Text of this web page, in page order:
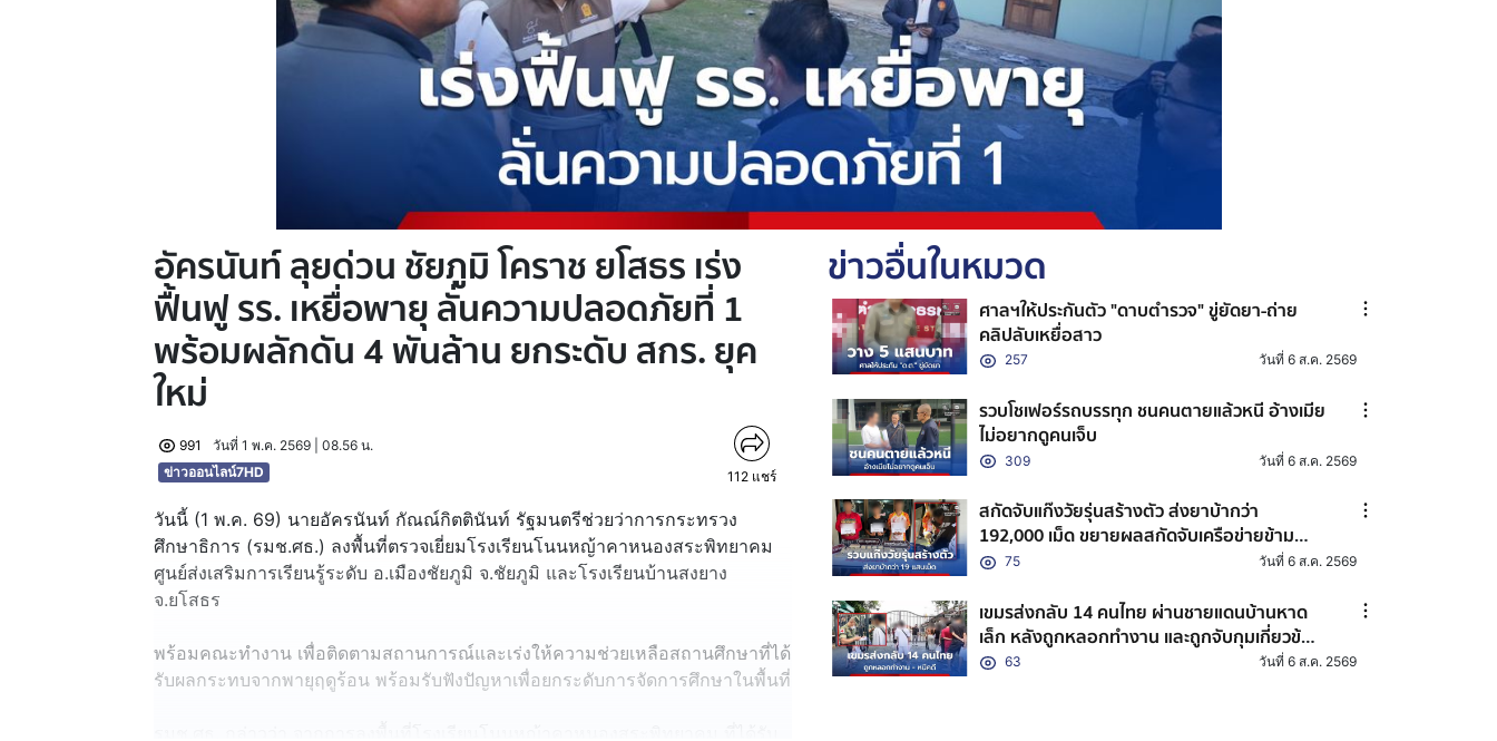
อัครนันท์ ลุยด่วน ชัยภูมิ โคราช ยโสธร เร่ง
ฟื้นฟู รร. เหยื่อพายุ ลั่นความปลอดภัยที่ 1
พร้อมผลักดัน 4 พันล้าน ยกระดับ สกร. ยุค
ใหม่
991
วันที่ 1 พ.ค. 2569 | 08.56 น.
ข่าวออนไลน์7HD
112 แชร์
วันนี้ (1 พ.ค. 69) นายอัครนันท์ กัณณ์กิตตินันท์ รัฐมนตรีช่วยว่าการกระทรวง
ศึกษาธิการ (รมช.ศธ.) ลงพื้นที่ตรวจเยี่ยมโรงเรียนโนนหญ้าคาหนองสระพิทยาคม
ศูนย์ส่งเสริมการเรียนรู้ระดับ อ.เมืองชัยภูมิ จ.ชัยภูมิ และโรงเรียนบ้านสงยาง
จ.ยโสธร
พร้อมคณะทำงาน เพื่อติดตามสถานการณ์และเร่งให้ความช่วยเหลือสถานศึกษาที่ได้
รับผลกระทบจากพายุฤดูร้อน พร้อมรับฟังปัญหาเพื่อยกระดับการจัดการศึกษาในพื้นที่
ข่าวอื่นในหมวด
ศาลฯให้ประกันตัว "ดาบตำรวจ" ขู่ยัดยา-ถ่าย
คลิปลับเหยื่อสาว
257 วันที่ 6 ส.ค. 2569
รวบโชเฟอร์รถบรรทุก ชนคนตายแล้วหนี อ้างเมีย
ไม่อยากดูคนเจ็บ
309 วันที่ 6 ส.ค. 2569
สกัดจับแก๊งวัยรุ่นสร้างตัว ส่งยาบ้ากว่า
192,000 เม็ด ขยายผลสกัดจับเครือข่ายข้าม
จังหวัด
75 วันที่ 6 ส.ค. 2569
เขมรส่งกลับ 14 คนไทย ผ่านชายแดนบ้านหาด
เล็ก หลังถูกหลอกทำงาน และถูกจับกุมเกี่ยวข้อง
กับอาชญากรรมออนไลน์
63 วันที่ 6 ส.ค. 2569